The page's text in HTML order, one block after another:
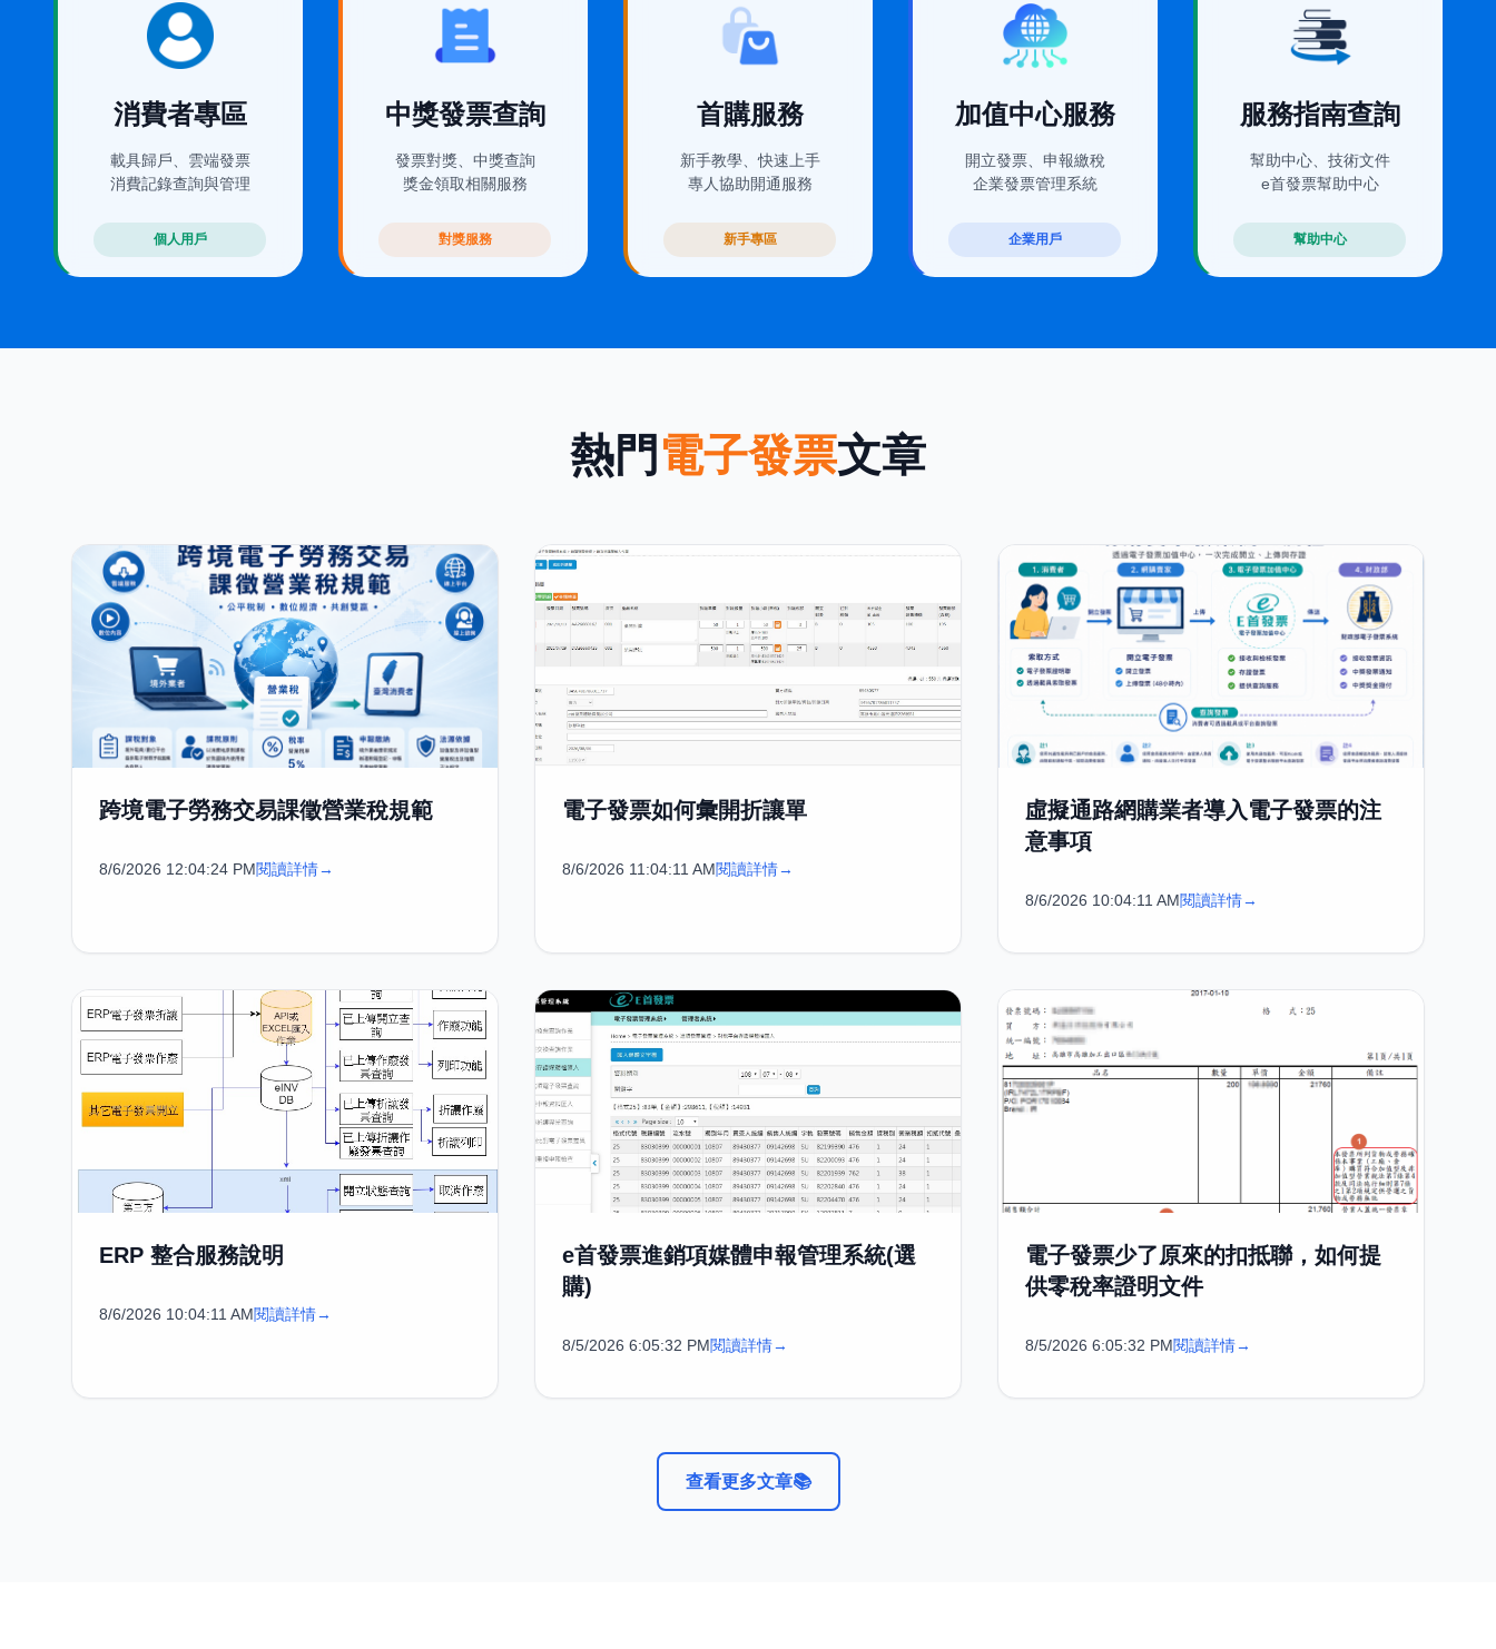
消費者專區
載具歸戶、雲端發票
消費記錄查詢與管理
個人用戶
(在新視窗開啟)
中獎發票查詢
發票對獎、中獎查詢
獎金領取相關服務
對獎服務
(在新視窗開啟)
首購服務
新手教學、快速上手
專人協助開通服務
新手專區
(在新視窗開啟)
加值中心服務
開立發票、申報繳稅
企業發票管理系統
企業用戶
(在新視窗開啟)
服務指南查詢
幫助中心、技術文件
e首發票幫助中心
幫助中心
(在新視窗開啟)
熱門 電子發票文章
跨境電子勞務交易課徵營業稅規範
8/6/2026 12:04:24 PM閱讀詳情→
電子發票如何彙開折讓單
8/6/2026 11:04:11 AM閱讀詳情→
虛擬通路網購業者導入電子發票的注
意事項
8/6/2026 10:04:11 AM閱讀詳情→
ERP 整合服務說明
8/6/2026 10:04:11 AM閱讀詳情→
e首發票進銷項媒體申報管理系統(選
購)
8/5/2026 6:05:32 PM閱讀詳情→
電子發票少了原來的扣抵聯，如何提
供零稅率證明文件
8/5/2026 6:05:32 PM閱讀詳情→
查看更多文章📚